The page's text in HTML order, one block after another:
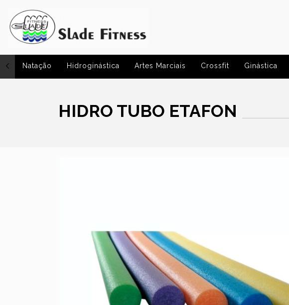
Natação Hidroginástica Artes Marciais Crossfit Ginástica
HIDRO TUBO ETAFON